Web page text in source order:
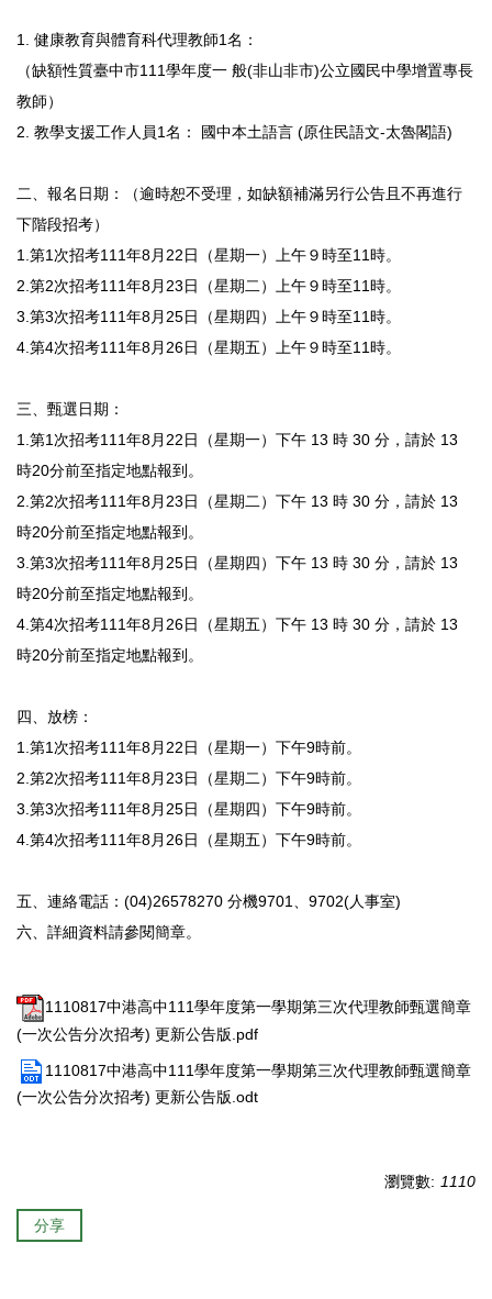
1. 健康教育與體育科代理教師1名：
（缺額性質臺中市111學年度一 般(非山非市)公立國民中學增置專長
教師）
2. 教學支援工作人員1名： 國中本土語言 (原住民語文-太魯閣語)
二、報名日期：（逾時恕不受理，如缺額補滿另行公告且不再進行
下階段招考）
1.第1次招考111年8月22日（星期一）上午９時至11時。
2.第2次招考111年8月23日（星期二）上午９時至11時。
3.第3次招考111年8月25日（星期四）上午９時至11時。
4.第4次招考111年8月26日（星期五）上午９時至11時。
三、甄選日期：
1.第1次招考111年8月22日（星期一）下午 13 時 30 分，請於 13
時20分前至指定地點報到。
2.第2次招考111年8月23日（星期二）下午 13 時 30 分，請於 13
時20分前至指定地點報到。
3.第3次招考111年8月25日（星期四）下午 13 時 30 分，請於 13
時20分前至指定地點報到。
4.第4次招考111年8月26日（星期五）下午 13 時 30 分，請於 13
時20分前至指定地點報到。
四、放榜：
1.第1次招考111年8月22日（星期一）下午9時前。
2.第2次招考111年8月23日（星期二）下午9時前。
3.第3次招考111年8月25日（星期四）下午9時前。
4.第4次招考111年8月26日（星期五）下午9時前。
五、連絡電話：(04)26578270 分機9701、9702(人事室)
六、詳細資料請參閱簡章。
1110817中港高中111學年度第一學期第三次代理教師甄選簡章
(一次公告分次招考) 更新公告版.pdf
1110817中港高中111學年度第一學期第三次代理教師甄選簡章
(一次公告分次招考) 更新公告版.odt
瀏覽數: 1110
分享